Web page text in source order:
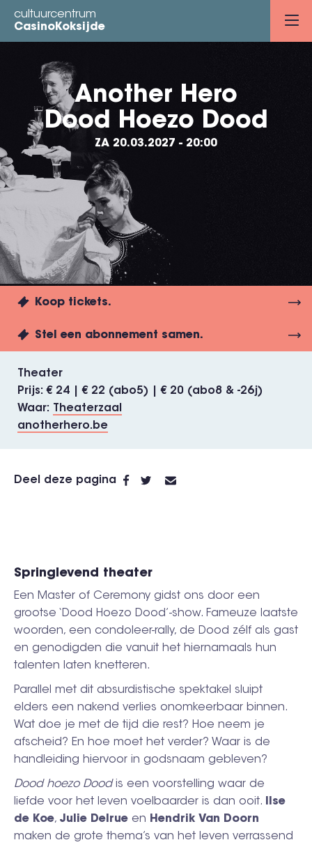
Overslaan
naar
cultuurcentrum
CasinoKoksijde
Another Hero
Dood Hoezo Dood
ZA 20.03.2027 - 20:00
Koop tickets.
Stel een abonnement samen.
Theater
Prijs
€ 24 | € 22 (abo5) | € 20 (abo8 & -26j)
Waar
Theaterzaal
anotherhero.be
Deel deze pagina
Springlevend theater
Een Master of Ceremony gidst ons door een
grootse ‘Dood Hoezo Dood’-show. Fameuze laatste
woorden, een condoleer-rally, de Dood zélf als gast
en genodigden die vanuit het hiernamaals hun
talenten laten knetteren.
Parallel met dit absurdistische spektakel sluipt
elders een nakend verlies onomkeerbaar binnen.
Wat doe je met de tijd die rest? Hoe neem je
afscheid? En hoe moet het verder? Waar is de
handleiding hiervoor in godsnaam gebleven?
Dood hoezo Doodis een voorstelling waar de
liefde voor het leven voelbaarder is dan ooit.
Ilse
de Koe, Julie Delrue en Hendrik Van Doorn
maken de grote thema’s van het leven verrassend